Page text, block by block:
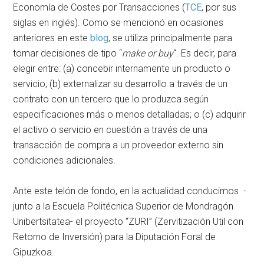
Economía de Costes por Transacciones (TCE, por sus
siglas en inglés). Como se mencionó en ocasiones
anteriores en esteblog, se utiliza principalmente para
tomar decisiones de tipo “make or buy“. Es decir, para
elegir entre: (a) concebir internamente un producto o
servicio; (b) externalizar su desarrollo a través de un
contrato con un tercero que lo produzca según
especificaciones más o menos detalladas; o (c) adquirir
el activo o servicio en cuestión a través de una
transacción de compra a un proveedor externo sin
condiciones adicionales.
Ante este telón de fondo, en la actualidad conducimos -
junto a la Escuela Politécnica Superior de Mondragón
Unibertsitatea- el proyecto “ZURI” (Zervitización Util con
Retorno de Inversión) para la Diputación Foral de
Gipuzkoa.